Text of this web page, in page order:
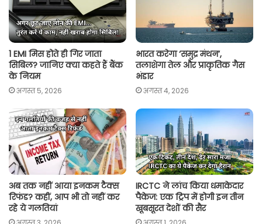
p
k
k
1 EMI मिस होते ही गिर जाता
सिबिल? जानिए क्या कहते हैं बैंक
के नियम
अगस्त 5, 2026
भारत करेगा ‘समुद्र मंथन’,
तलाशेगा तेल और प्राकृतिक गैस
भंडार
अगस्त 4, 2026
अब तक नहीं आया इनकम टैक्स
रिफंड? कहीं, आप भी तो नहीं कर
रहे ये गलतियां
IRCTC ने लांच किया धमाकेदार
पैकेज: एक ट्रिप में होगी इन तीन
खूबसूरत देशों की सैर